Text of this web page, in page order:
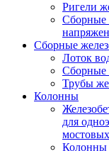
Ригели
Сборные
Сборные
Лоток
Сборные
Трубы
Колонны
для
Колонны